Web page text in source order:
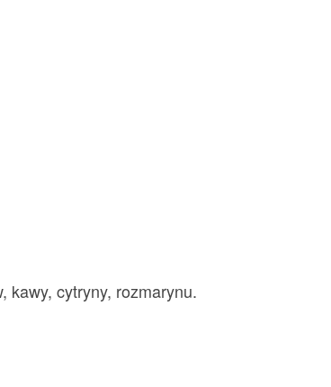
kawy, cytryny, rozmarynu.